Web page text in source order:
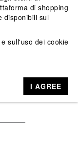
di shopping
disponibili sul
sull'uso dei cookie
I AGREE